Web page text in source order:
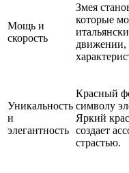
Мощь и
скорость
Змея
которые
движении,
Уникальность
и
элегантность
Красный
символу
Яркий
создает
страстью.